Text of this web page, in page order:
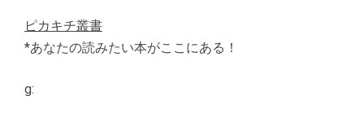
ピカキチ叢書
*あなたの読みたい本がここにある！
g: